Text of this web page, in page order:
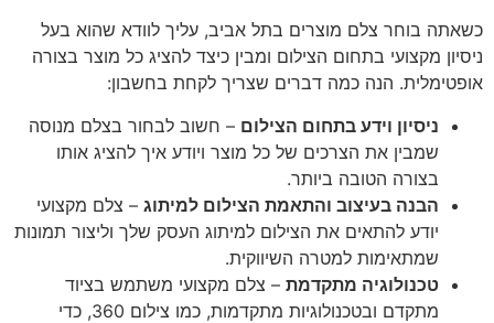
כשאתה בוחר צלם מוצרים בתל אביב, עליך לוודא שהוא בעל
ניסיון מקצועי בתחום הצילום ומבין כיצד להציג כל מוצר בצורה
אופטימלית. הנה כמה דברים שצריך לקחת בחשבון:
ניסיון וידע בתחום הצילום – חשוב לבחור בצלם מנוסה
שמבין את הצרכים של כל מוצר ויודע איך להציג אותו
בצורה הטובה ביותר.
הבנה בעיצוב והתאמת הצילום למיתוג – צלם מקצועי
יודע להתאים את הצילום למיתוג העסק שלך וליצור תמונות
שמתאימות למטרה השיווקית.
טכנולוגיה מתקדמת – צלם מקצועי משתמש בציוד
מתקדם ובטכנולוגיות מתקדמות, כמו צילום 360, כדי